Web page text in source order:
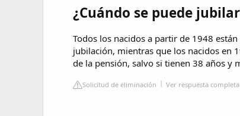
¿Cuándo se puede
Todos los nacidos a partir de 1948
jubilación, mientras que los nacidos en
de la pensión, salvo si tienen 38 años y
Solicitud de eliminación Ver respuesta